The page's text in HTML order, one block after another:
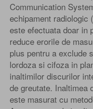
Communication
echipament radiologic
este efectuata doar in
reduce erorile de
plus pentru a exclude
lordoza si cifoza in
inaltimilor discurilor
de greutate. Inaltimea
este masurat cu